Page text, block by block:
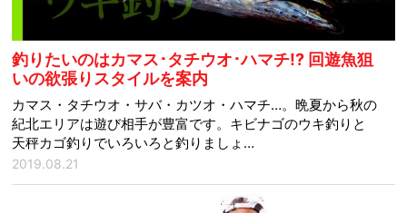
釣りたいのはカマス･タチウオ･ハマチ!? 回遊魚狙
いの欲張りスタイルを案内
カマス・タチウオ・サバ・カツオ・ハマチ…。晩夏から秋の
紀北エリアは遊び相手が豊富です。キビナゴのウキ釣りと
天秤カゴ釣りでいろいろと釣りましょ…
2019.08.21